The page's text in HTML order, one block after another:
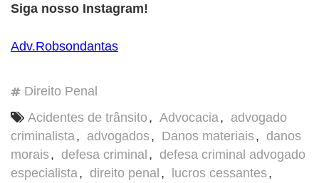
Siga nosso Instagram!
Adv.Robsondantas
Direito Penal
Acidentes de trânsito , Advocacia , advogado
criminalista , advogados, Danos materiais, danos
morais, defesa criminal , defesa criminal advogado
especialista , direito penal , lucros cessantes,